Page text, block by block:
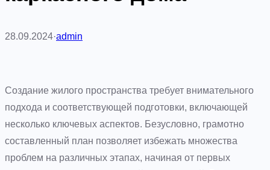
28.09.2024·admin
Создание жилого пространства требует внимательного
подхода и соответствующей подготовки, включающей
несколько ключевых аспектов. Безусловно, грамотно
составленный план позволяет избежать множества
проблем на различных этапах, начиная от первых